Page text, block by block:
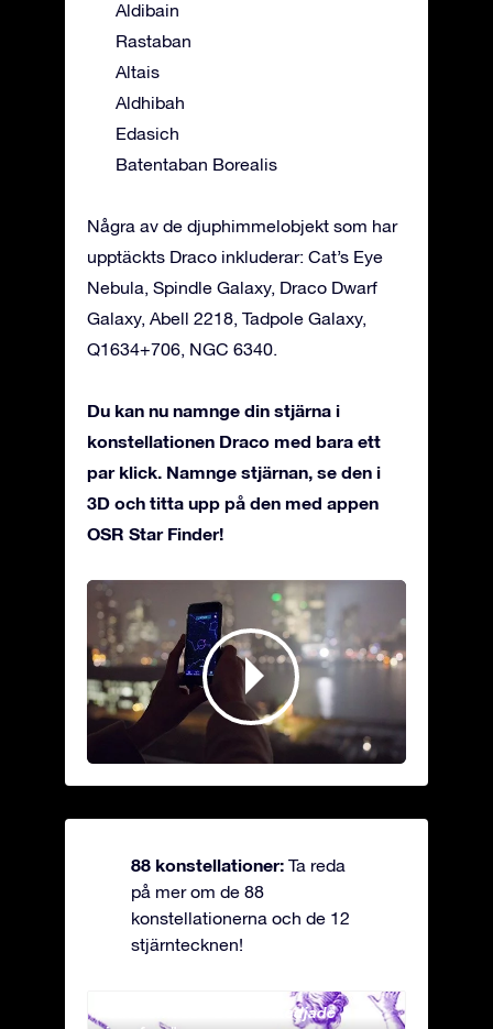
Aldibain
Rastaban
Altais
Aldhibah
Edasich
Batentaban Borealis
Några av de djuphimmelobjekt som har
upptäckts Draco inkluderar: Cat’s Eye
Nebula, Spindle Galaxy, Draco Dwarf
Galaxy, Abell 2218, Tadpole Galaxy,
Q1634+706, NGC 6340.
Du kan nu namnge din stjärna i
konstellationen Draco med bara ett
par klick. Namnge stjärnan, se den i
3D och titta upp på den med appen
OSR Star Finder!
88 konstellationer: Ta reda
på mer om de 88
konstellationerna och de 12
stjärntecknen!
Andromeda - Den fastkedjade